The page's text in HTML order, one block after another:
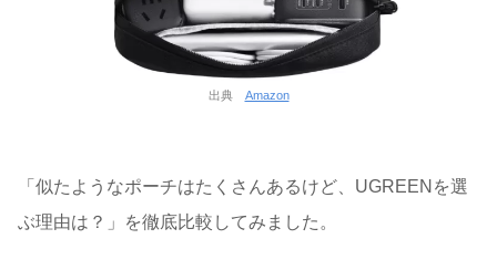
出典 Amazon
「似たようなポーチはたくさんあるけど、UGREENを選
ぶ理由は？」を徹底比較してみました。